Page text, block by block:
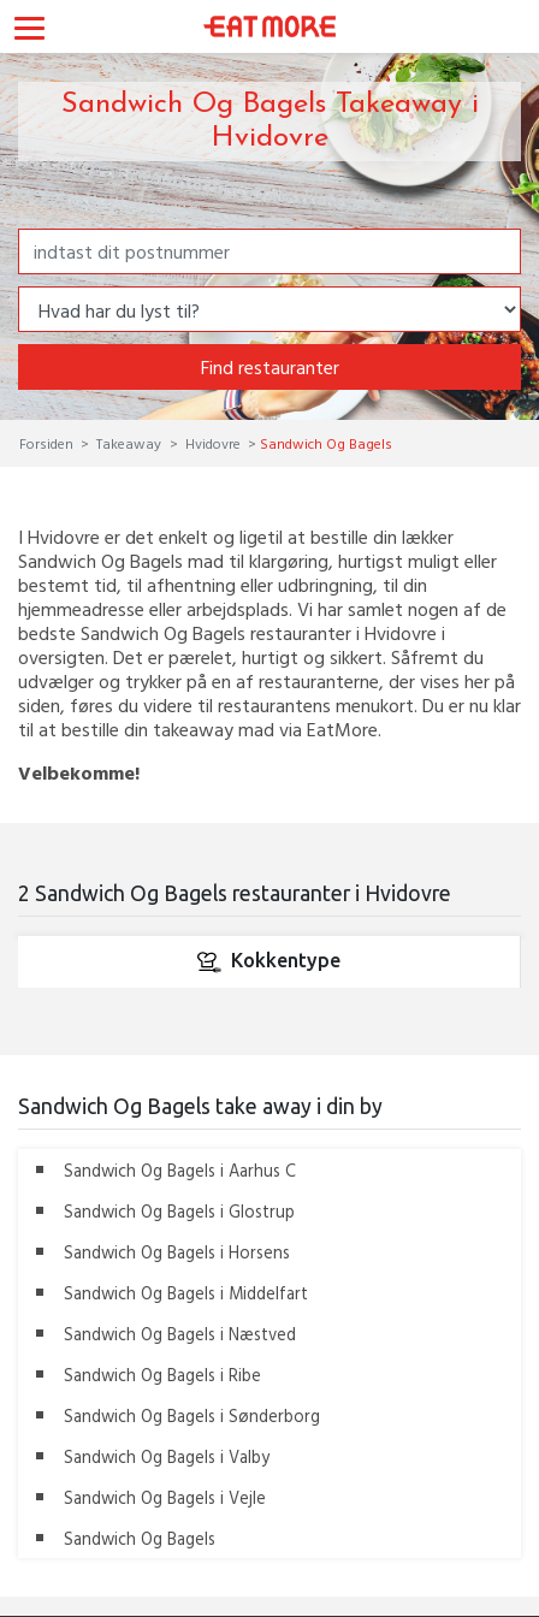
Sandwich Og Bagels Takeaway i
Hvidovre
Find restauranter
Forsiden Takeaway Hvidovre Sandwich Og Bagels
I Hvidovre er det enkelt og ligetil at bestille din lækker
Sandwich Og Bagels mad til klargøring, hurtigst muligt eller
bestemt tid, til afhentning eller udbringning, til din
hjemmeadresse eller arbejdsplads. Vi har samlet nogen af de
bedste Sandwich Og Bagels restauranter i Hvidovre i
oversigten. Det er pærelet, hurtigt og sikkert. Såfremt du
udvælger og trykker på en af restauranterne, der vises her på
siden, føres du videre til restaurantens menukort. Du er nu klar
til at bestille din takeaway mad via EatMore.
Velbekomme!
2 Sandwich Og Bagels restauranter i Hvidovre
Kokkentype
Sandwich Og Bagels take away i din by
Sandwich Og Bagels i Aarhus C
Sandwich Og Bagels i Glostrup
Sandwich Og Bagels i Horsens
Sandwich Og Bagels i Middelfart
Sandwich Og Bagels i Næstved
Sandwich Og Bagels i Ribe
Sandwich Og Bagels i Sønderborg
Sandwich Og Bagels i Valby
Sandwich Og Bagels i Vejle
Sandwich Og Bagels